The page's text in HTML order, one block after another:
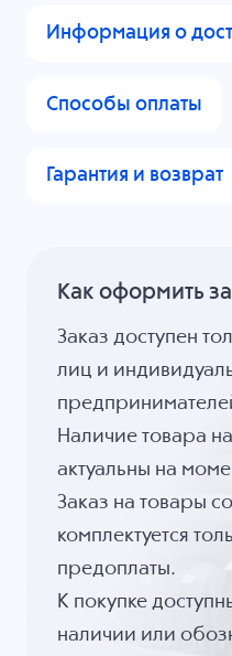
Информация о
Способы оплаты
Гарантия и возврат
Как оформить
Заказ доступен
лиц и
Наличие товара
актуальны на
Заказ на товары
комплектуется
предоплаты.
К покупке
наличии или